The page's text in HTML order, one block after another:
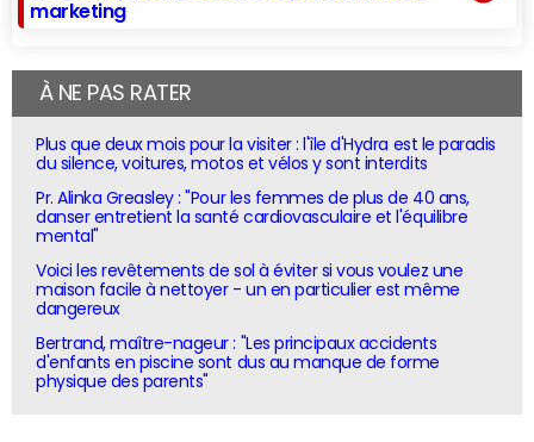
marketing
À NE PAS RATER
Plus que deux mois pour la visiter : l'île d'Hydra est le paradis
du silence, voitures, motos et vélos y sont interdits
Pr. Alinka Greasley : "Pour les femmes de plus de 40 ans,
danser entretient la santé cardiovasculaire et l'équilibre
mental"
Voici les revêtements de sol à éviter si vous voulez une
maison facile à nettoyer - un en particulier est même
dangereux
Bertrand, maître-nageur : "Les principaux accidents
d'enfants en piscine sont dus au manque de forme
physique des parents"